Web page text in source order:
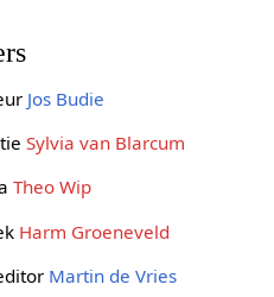
Jos Budie
Sylvia van Blarcum
Theo Wip
Harm Groeneveld
Martin de Vries